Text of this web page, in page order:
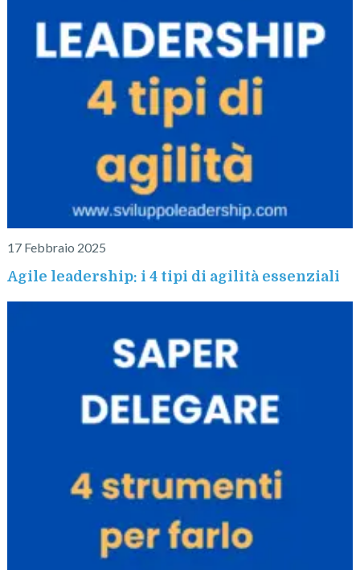
17 Febbraio 2025
Agile leadership: i 4 tipi di agilità essenziali